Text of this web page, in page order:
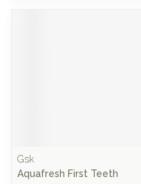
Gsk
Aquafresh First Teeth